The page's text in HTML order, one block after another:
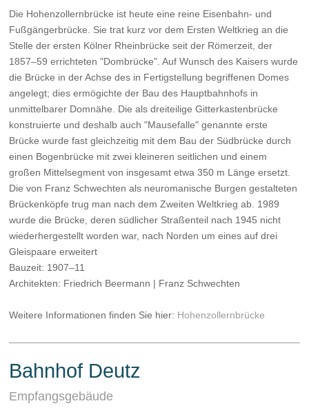
Die Hohenzollernbrücke ist heute eine reine Eisenbahn- und
Fußgängerbrücke. Sie trat kurz vor dem Ersten Weltkrieg an die
Stelle der ersten Kölner Rheinbrücke seit der Römerzeit, der
1857–59 errichteten "Dombrücke". Auf Wunsch des Kaisers wurde
die Brücke in der Achse des in Fertigstellung begriffenen Domes
angelegt; dies ermögichte der Bau des Hauptbahnhofs in
unmittelbarer Domnähe. Die als dreiteilige Gitterkastenbrücke
konstruierte und deshalb auch "Mausefalle" genannte erste
Brücke wurde fast gleichzeitig mit dem Bau der Südbrücke durch
einen Bogenbrücke mit zwei kleineren seitlichen und einem
großen Mittelsegment von insgesamt etwa 350 m Länge ersetzt.
Die von Franz Schwechten als neuromanische Burgen gestalteten
Brückenköpfe trug man nach dem Zweiten Weltkrieg ab. 1989
wurde die Brücke, deren südlicher Straßenteil nach 1945 nicht
wiederhergestellt worden war, nach Norden um eines auf drei
Gleispaare erweitert
Bauzeit: 1907–11
Architekten: Friedrich Beermann | Franz Schwechten
Weitere Informationen finden Sie hier: Hohenzollernbrücke
Bahnhof Deutz
Empfangsgebäude